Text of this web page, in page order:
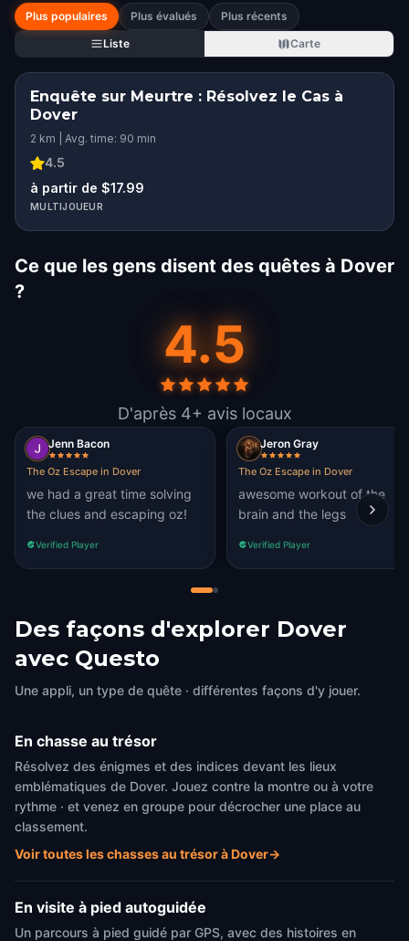
Plus populaires Plus évalués
Plus récents
Liste
Carte
Enquête sur Meurtre : Résolvez le Cas à
Dover
2 km | Avg. time: 90 min
4.5
à partir de $17.99
MULTIJOUEUR
Ce que les gens disent des quêtes à Dover
?
4.5
D'après 4+ avis locaux
Jenn Bacon
The Oz Escape in Dover
we had a great time solving
the clues and escaping oz!
Verified Player
Jeron Gray
The Oz Escape in Dover
awesome workout of the
brain and the legs
Verified Player
Des façons d'explorer Dover
avec Questo
Une appli, un type de quête · différentes façons d'y jouer.
En chasse au trésor
Résolvez des énigmes et des indices devant les lieux
emblématiques de Dover. Jouez contre la montre ou à votre
rythme · et venez en groupe pour décrocher une place au
classement.
Voir toutes les chasses au trésor à Dover→
En visite à pied autoguidée
Un parcours à pied guidé par GPS, avec des histoires en